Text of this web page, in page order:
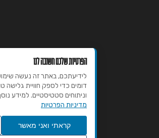
הפרטיות שלכם חשובה לנו
דומים כדי לספק חוויית גלישה
וניתוחים סטטיסטיים. למידע
מדיניות הפרטיות
קראתי ואני מאשר